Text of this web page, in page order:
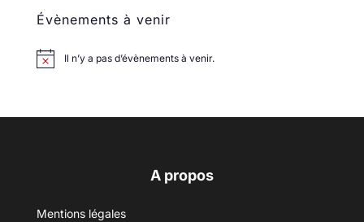
Évènements à venir
Il n’y a pas d’évènements à venir.
A propos
Mentions légales